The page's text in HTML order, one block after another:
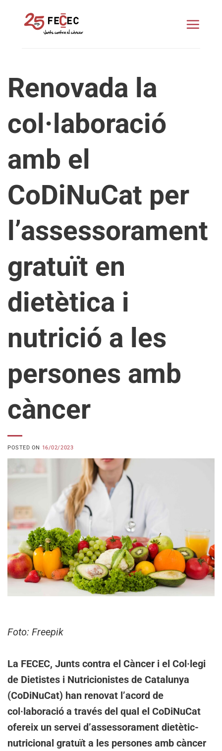
Renovada la
col·laboració
amb el
CoDiNuCat per
l’assessorament
gratuït en
dietètica i
nutrició a les
persones amb
càncer
POSTED ON 16/02/2023
Foto: Freepik
La FECEC, Junts contra el Càncer i el Col·legi
de Dietistes i Nutricionistes de Catalunya
(CoDiNuCat) han renovat l’acord de
col·laboració a través del qual el CoDiNuCat
ofereix un servei d’assessorament dietètic-
nutricional gratuït a les persones amb càncer